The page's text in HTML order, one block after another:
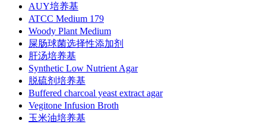
AUY培养基
ATCC Medium 179
Woody Plant Medium
屎肠球菌选择性添加剂
肝汤培养基
Synthetic Low Nutrient Agar
脱硫剂培养基
Buffered charcoal yeast extract agar
Vegitone Infusion Broth
玉米油培养基